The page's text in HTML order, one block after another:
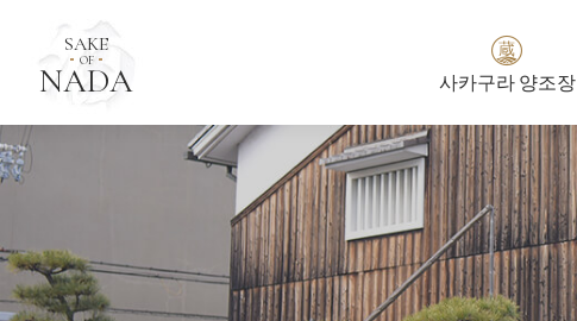
SAKE
OF
NADA
蔵
사카구라 양조장